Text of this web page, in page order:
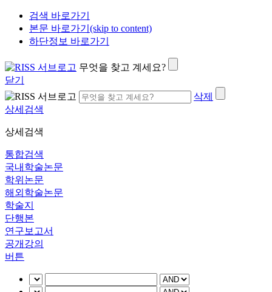
검색 바로가기
본문 바로가기(skip to content)
하단정보 바로가기
무엇을 찾고 계세요?
닫기
삭제
상세검색
상세검색
통합검색
국내학술논문
학위논문
해외학술논문
학술지
단행본
연구보고서
공개강의
버튼